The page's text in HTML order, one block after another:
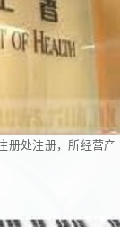
册处注册，所经营产